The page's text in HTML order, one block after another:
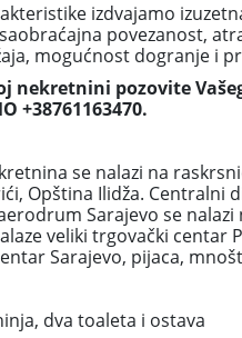
izdvajamo
povezanost,
mogućnost dogranje i
nekretnini pozovite
+38761163470.
se nalazi na
Opština Ilidža. Centralni
Sarajevo se
veliki trgovački centar
Sarajevo, pijaca,
dva toaleta i ostava